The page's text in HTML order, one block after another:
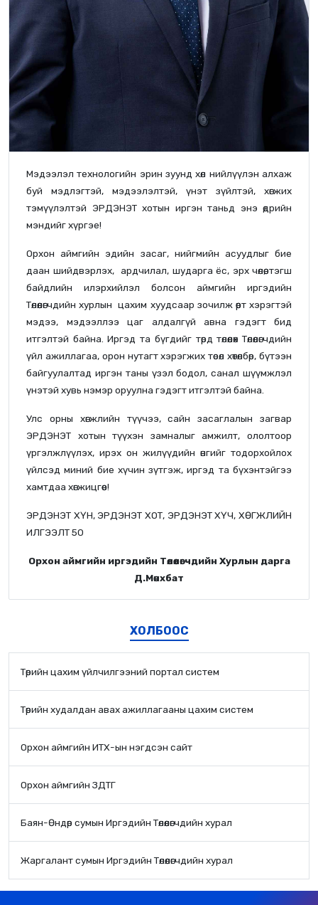
Мэдээлэл технологийн эрин зуунд хөл нийлүүлэн алхаж
буй мэдлэгтэй, мэдээлэлтэй, үнэт зүйлтэй, хөгжих
тэмүүлэлтэй ЭРДЭНЭТ хотын иргэн таньд энэ өдрийн
мэндийг хүргэе!
Орхон аймгийн эдийн засаг, нийгмийн асуудлыг бие
даан шийдвэрлэх, ардчилал, шударга ёс, эрх чөлөө, тэгш
байдлийн илэрхийлэл болсон аймгийн иргэдийн
Төлөөлөгчдийн хурлын цахим хуудсаар зочилж өөрт хэрэгтэй
мэдээ, мэдээллээ цаг алдалгүй авна гэдэгт бид
итгэлтэй байна. Иргэд та бүгдийг төрд төлөөлөх Төлөөлөгчдийн
үйл ажиллагаа, орон нутагт хэрэгжих төсөл хөтөлбөр, бүтээн
байгуулалтад иргэн таны үзэл бодол, санал шүүмжлэл
үнэтэй хувь нэмэр оруулна гэдэгт итгэлтэй байна.
Улс орны хөгжлийн түүчээ, сайн засаглалын загвар
ЭРДЭНЭТ хотын түүхэн замналыг амжилт, ололтоор
үргэлжлүүлэх, ирэх он жилүүдийн өнгийг тодорхойлох
үйлсэд миний бие хүчин зүтгэж, иргэд та бүхэнтэйгээ
хамтдаа хөгжицгөөе!
ЭРДЭНЭТ ХҮН, ЭРДЭНЭТ ХОТ, ЭРДЭНЭТ ХҮЧ, ХӨГЖЛИЙН
ИЛГЭЭЛТ 50
Орхон аймгийн иргэдийн Төлөөлөгчдийн Хурлын дарга
Д.Мөнхбат
ХОЛБООС
Төрийн цахим үйлчилгээний портал систем
Төрийн худалдан авах ажиллагааны цахим систем
Орхон аймгийн ИТХ-ын нэгдсэн сайт
Орхон аймгийн ЗДТГ
Баян-Өндөр сумын Иргэдийн Төлөөлөгчдийн хурал
Жаргалант сумын Иргэдийн Төлөөлөгчдийн хурал